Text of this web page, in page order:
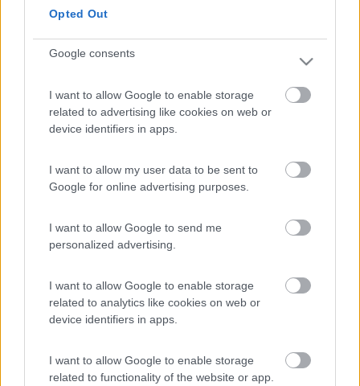
Opted Out
Google consents
I want to allow Google to enable storage
related to advertising like cookies on web or
device identifiers in apps.
I want to allow my user data to be sent to
Google for online advertising purposes.
I want to allow Google to send me
personalized advertising.
I want to allow Google to enable storage
related to analytics like cookies on web or
device identifiers in apps.
I want to allow Google to enable storage
related to functionality of the website or app.
Inserito il25/02/2017
piace mare, spiaggia e il vento per il kite. In quei posti da voi
elencati (a parte lefkada dove siamo gia' stati ed il problema
sono le sbarre anticamper ed il dover stare lungo le strade
sempre in sosta) non trovo info adeguate a questo sport che
non ovunque e' permesso o si puo' praticare in sicurezza.
5538
Inserito il25/02/2017 alle:14:04:55
oppure la Venturis lines da Bari. Da Brindisi invece c'è la Red
Star Ferries. Tutte mi risulta che abbiano il COB. Naturalmente
sicuramente i costi salgono ulteriormente. Riguardo a soste non
so dirti, non ci sono mai stato, mi da l'impressione di essere
molto turistica (anche turismo locale) quindi molto caos ...
Buon viaggio ...
_______________________________________ Le persone non fanno i
viaggi, sono i viaggi che fanno le persone (John Steinbeck)